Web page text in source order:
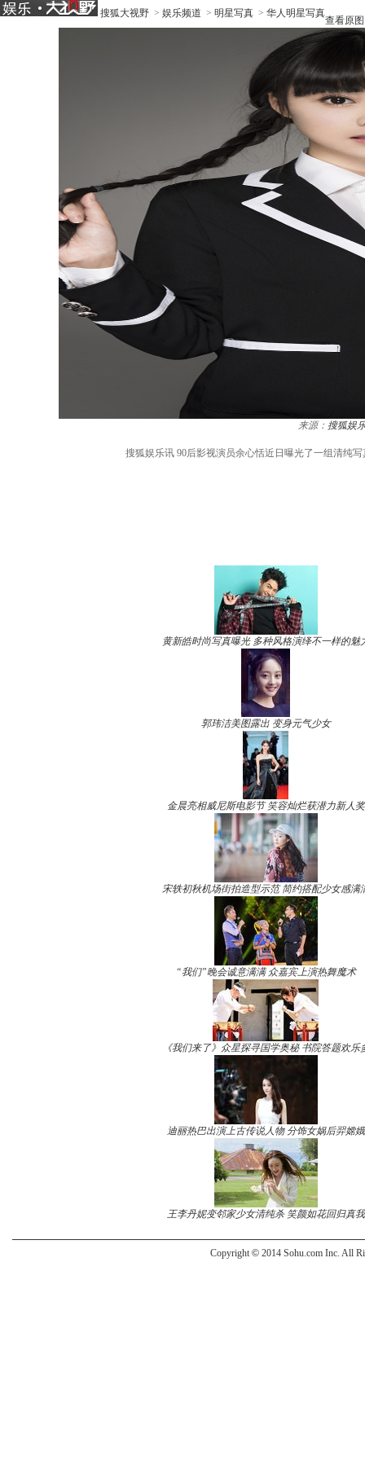
搜狐大视野 > 娱乐频道 > 明星写真 > 华人明星写真
查看原图
来源： 搜狐娱
搜狐娱乐讯 90后影视演员余心恬近日曝光了一组清纯
黄新皓时尚写真曝光 多种风格演绎不一样的魅
郭玮洁美图露出 变身元气少女
金晨亮相威尼斯电影节 笑容灿烂获潜力新人奖
宋轶初秋机场街拍造型示范 简约搭配少女感满
“我们”晚会诚意满满 众嘉宾上演热舞魔术
《我们来了》众星探寻国学奥秘 书院答题欢乐
迪丽热巴出演上古传说人物 分饰女娲后羿嫦娥
王李丹妮变邻家少女清纯杀 笑颜如花回归真我
Copyright © 2014 Sohu.com Inc. All